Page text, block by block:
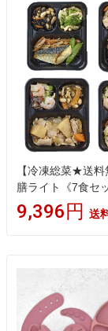
鉄分 DHA ビタミ
ム │ the kindest
【冷凍総菜★送
膳ライト《7食セ
(計14食セット)》
介護食 糖尿病食
9,396円 送